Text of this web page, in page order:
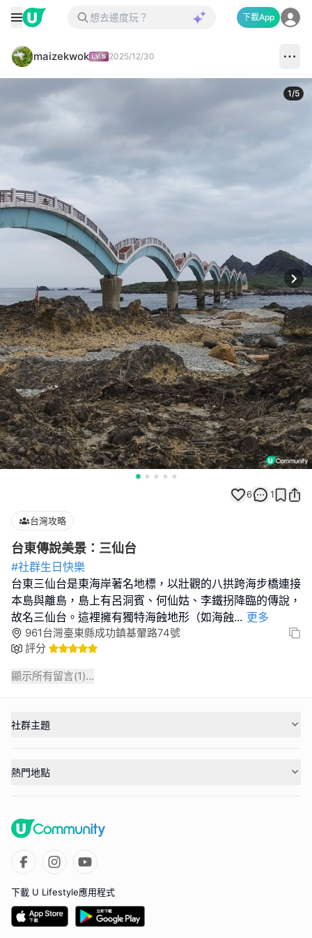
下載App
maizekwok 2025/12/30
1/5
6 1
台灣攻略
台東傳說美景：三仙台
#社群生日快樂
台東三仙台是東海岸著名地標，以壯觀的八拱跨海步橋連接
本島與離島，島上有呂洞賓、何仙姑、李鐵拐降臨的傳說，
故名三仙台。這裡擁有獨特海蝕地形（如海蝕... 更多
961台灣臺東縣成功鎮基翬路74號
評分
顯示所有留言(1)...
社群主題
熱門地點
下載 U Lifestyle應用程式